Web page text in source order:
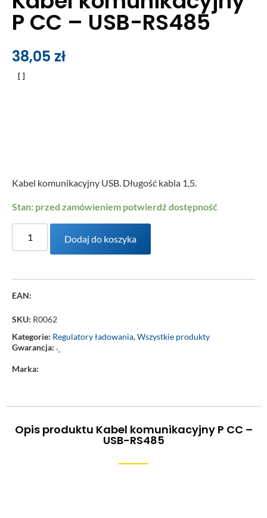
P CC – USB-RS485
38,05 zł
Kabel komunikacyjny USB. Długość kabla 1,5.
Stan: przed zamówieniem potwierdź dostępność
Dodaj do koszyka
EAN:
SKU: R0062
Kategorie: Regulatory ładowania,Wszystkie produkty
Gwarancja: ‘-
Marka:
Opis produktu Kabel komunikacyjny P CC –
USB-RS485